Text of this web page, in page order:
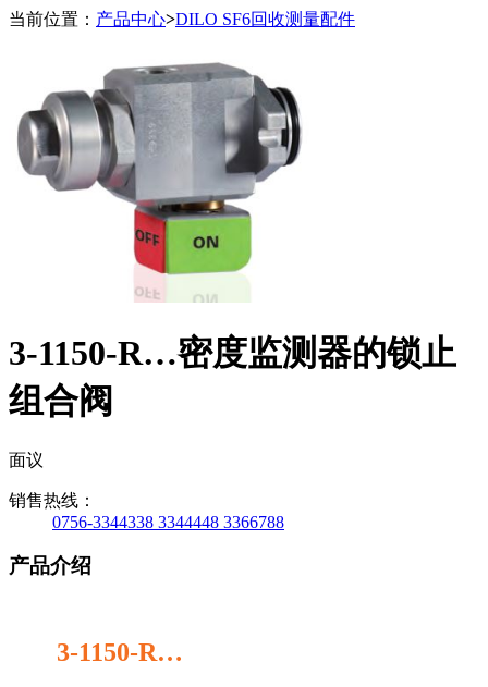
当前位置： 产品中心>DILO SF6回收测量配件
3-1150-R…密度监测器的锁止
组合阀
面议
销售热线：
0756-3344338 3344448 3366788
产品介绍
3-1150-R…